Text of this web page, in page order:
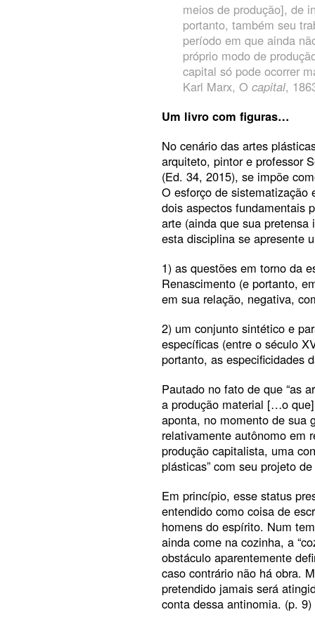
meios de produção], de
portanto, também seu
período em que ainda
próprio modo de
capital só pode ocorrer
Karl Marx, O capital,
Um livro com figuras…
No cenário das artes
arquiteto, pintor e professor
(Ed. 34, 2015), se impõe
O esforço de sistematização
dois aspectos fundamentais
arte (ainda que sua
esta disciplina se apresente
1) as questões em torno da
Renascimento (e portanto,
em sua relação, negativa,
2) um conjunto sintético e
específicas (entre o século
portanto, as especificidades
Pautado no fato de que “as
a produção material […o
aponta, no momento de sua
relativamente autônomo em
produção capitalista, uma
plásticas” com seu projeto
Em princípio, esse status
entendido como coisa de
homens do espírito. Num
ainda come na cozinha, a
obstáculo aparentemente
caso contrário não há obra.
pretendido jamais será
conta dessa antinomia. (p. 9)